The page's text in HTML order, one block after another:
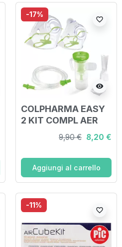
-17%
visibility
favorite_border
COLPHARMA EASY
2 KIT COMPL AER
9,90 € 8,20 €
Aggiungi al carrello
-11%
favorite_border